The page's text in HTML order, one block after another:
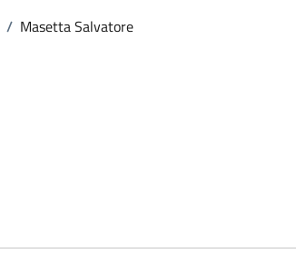
/ Masetta Salvatore